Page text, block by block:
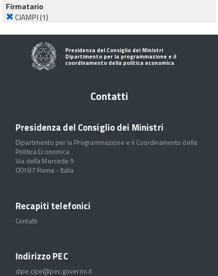
Firmatario
CIAMPI(1)
Presidenza del Consiglio dei Ministri
Dipartimento per la programmazione e il
coordinamento della politica economica
Contatti
Presidenza del Consiglio dei Ministri
Dipartimento per la Programmazione e il Coordinamento della
Politica Economica
Via della Mercede 9
00187 Roma - Italia
Recapiti telefonici
Contatti
Indirizzo PEC
dipe.cipe@pec.governo.it